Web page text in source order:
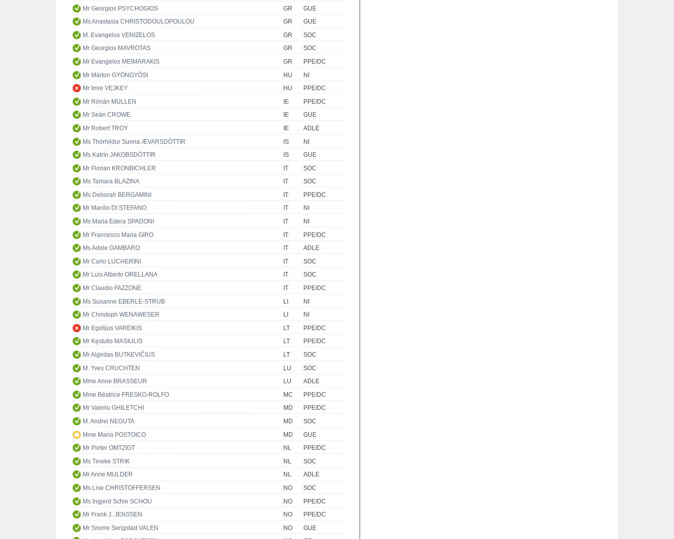
Mr Georgios PSYCHOGIOS
GR
GUE
Ms Anastasia CHRISTODOULOPOULOU
GR
GUE
M. Evangelos VENIZELOS
GR
SOC
Mr Georgios MAVROTAS
GR
SOC
Mr Evangelos MEIMARAKIS
GR
PPE/DC
Mr Márton GYÖNGYÖSI
HU
NI
Mr Imre VEJKEY
HU
PPE/DC
Mr Rónán MULLEN
IE
PPE/DC
Mr Seán CROWE
IE
GUE
Mr Robert TROY
IE
ADLE
Ms Thórhildur Sunna ÆVARSDÓTTIR
IS
NI
Ms Katrín JAKOBSDÓTTIR
IS
GUE
Mr Florian KRONBICHLER
IT
SOC
Ms Tamara BLAZINA
IT
SOC
Ms Deborah BERGAMINI
IT
PPE/DC
Mr Manlio DI STEFANO
IT
NI
Ms Maria Edera SPADONI
IT
NI
Mr Francesco Maria GIRO
IT
PPE/DC
Ms Adele GAMBARO
IT
ADLE
Mr Carlo LUCHERINI
IT
SOC
Mr Luis Alberto ORELLANA
IT
SOC
Mr Claudio FAZZONE
IT
PPE/DC
Ms Susanne EBERLE-STRUB
LI
NI
Mr Christoph WENAWESER
LI
NI
Mr Egidijus VAREIKIS
LT
PPE/DC
Mr Kęstutis MASIULIS
LT
PPE/DC
Mr Algirdas BUTKEVIČIUS
LT
SOC
M. Yves CRUCHTEN
LU
SOC
Mme Anne BRASSEUR
LU
ADLE
Mme Béatrice FRESKO-ROLFO
MC
PPE/DC
Mr Valeriu GHILETCHI
MD
PPE/DC
M. Andrei NEGUTA
MD
SOC
Mme Maria POSTOICO
MD
GUE
Mr Pieter OMTZIGT
NL
PPE/DC
Ms Tineke STRIK
NL
SOC
Mr Anne MULDER
NL
ADLE
Ms Lise CHRISTOFFERSEN
NO
SOC
Ms Ingjerd Schie SCHOU
NO
PPE/DC
Mr Frank J. JENSSEN
NO
PPE/DC
Mr Snorre Serigstad VALEN
NO
GUE